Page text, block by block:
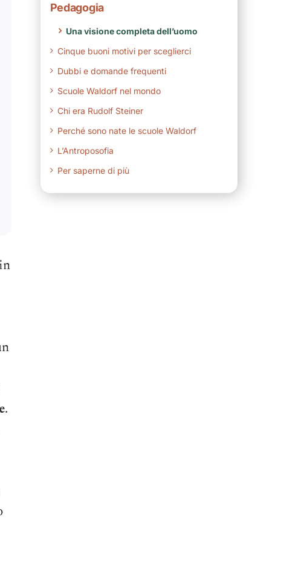
.
Pedagogia
Una visione completa dell’uomo
Cinque buoni motivi per sceglierci
Dubbi e domande frequenti
Scuole Waldorf nel mondo
Chi era Rudolf Steiner
Perché sono nate le scuole Waldorf
L’Antroposofia
Per saperne di più